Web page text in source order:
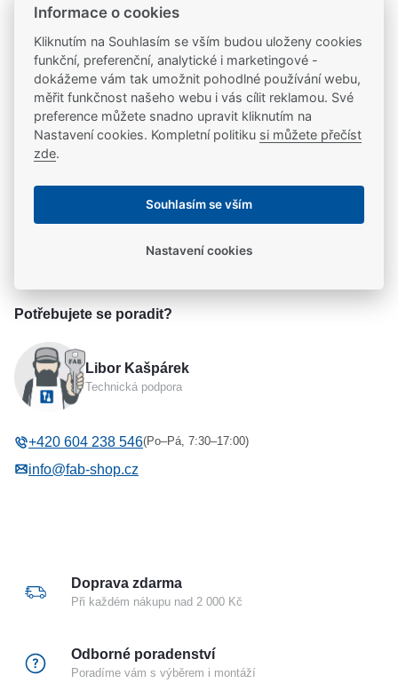
Partneři značekFAB,
20 let na trhu
Poradíme vám, máme 20 let zkušeností
Popis
Protiplech pro elektromechanické a mechanické
zámky EL420, MP420, EL520, MP520, EL460,
Parametry a specifikace
Výrobce
Typ příslušenství
Potřebujete se poradit?
Libor Kašpárek
Technická podpora
+420 604 238 546(Po–Pá, 7:30–17:00)
info@fab-shop.cz
Doprava zdarma
Při každém nákupu nad 2 000 Kč
Odborné poradenství
Poradíme vám s výběrem i montáží
Informace o cookies
Kliknutím na Souhlasím se vším budou uloženy cookies
funkční, preferenční, analytické i marketingové -
dokážeme vám tak umožnit pohodlné používání webu,
měřit funkčnost našeho webu i vás cílit reklamou. Své
preference můžete snadno upravit kliknutím na
Nastavení cookies. Kompletní politiku si můžete přečíst
zde.
Souhlasím se vším
Nastavení cookies